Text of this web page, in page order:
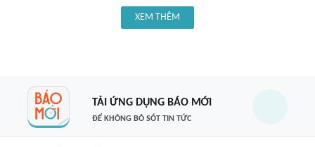
XEM THÊM
TẢI ỨNG DỤNG BÁO MỚI
ĐỂ KHÔNG BỎ SÓT TIN TỨC